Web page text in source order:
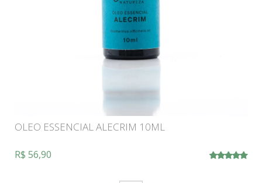
OLEO ESSENCIAL ALECRIM 10ML
R$ 56,90